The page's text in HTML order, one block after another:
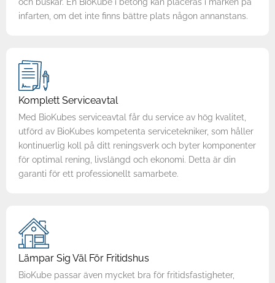
infarten, om det inte finns bättre plats någon annanstans.
Komplett Serviceavtal
Med BioKubes serviceavtal får du service av hög kvalitet,
utförd av BioKubes kompetenta servicetekniker, som håller
kontinuerlig koll på ditt reningsverk och byter komponenter
för optimal rening, livslängd och ekonomi. Detta är din
garanti för ett professionellt samarbete.
Lämpar Sig Väl För Fritidshus
BioKube passar även mycket bra för fritidsfastigheter,